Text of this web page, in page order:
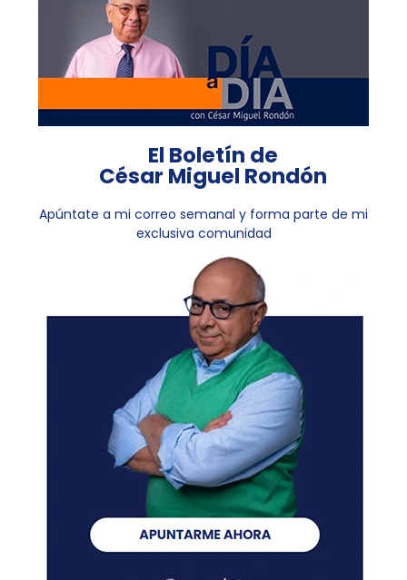
El Boletín de
César Miguel Rondón
Apúntate a mi correo semanal y forma parte de mi
exclusiva comunidad